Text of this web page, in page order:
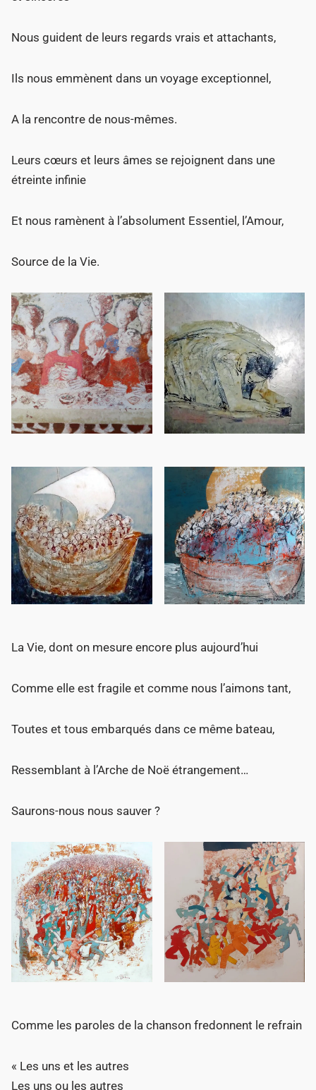
Nous guident de leurs regards vrais et attachants,
Ils nous emmènent dans un voyage exceptionnel,
A la rencontre de nous-mêmes.
Leurs cœurs et leurs âmes se rejoignent dans une
étreinte infinie
Et nous ramènent à l’absolument Essentiel, l’Amour,
Source de la Vie.
La Vie, dont on mesure encore plus aujourd’hui
Comme elle est fragile et comme nous l’aimons tant,
Toutes et tous embarqués dans ce même bateau,
Ressemblant à l’Arche de Noë étrangement…
Saurons-nous nous sauver ?
Comme les paroles de la chanson fredonnent le refrain
« Les uns et les autres
Les uns ou les autres